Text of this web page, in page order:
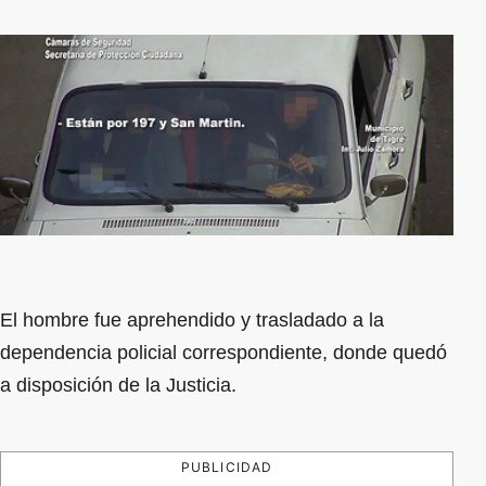
El hombre fue aprehendido y trasladado a la
dependencia policial correspondiente, donde quedó
a disposición de la Justicia.
PUBLICIDAD